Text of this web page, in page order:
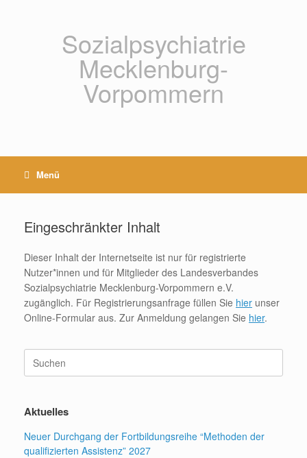
Sozialpsychiatrie
Mecklenburg-
Vorpommern
Menü
Eingeschränkter Inhalt
Dieser Inhalt der Internetseite ist nur für registrierte
Nutzer*innen und für Mitglieder des Landesverbandes
Sozialpsychiatrie Mecklenburg-Vorpommern e.V.
zugänglich. Für Registrierungsanfrage füllen Sie hier unser
Online-Formular aus. Zur Anmeldung gelangen Sie hier.
nach:
Aktuelles
Neuer Durchgang der Fortbildungsreihe “Methoden der
qualifizierten Assistenz” 2027